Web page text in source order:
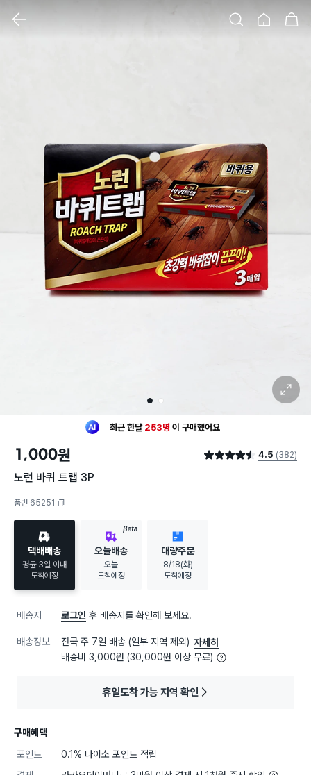
1 2
확대 보기
최근 한달 253명 이 구매했어요
구매했어요
1,000원 별점 4.5점 4.5 (382)
노런 바퀴 트랩 3P
품번 65251
택배배송
평균 3일 이내
도착예정
BETA
오늘배송
오늘
도착예정
대량주문
8/18(화)
도착예정
배송지 로그인 후 배송지를 확인해 보세요.
배송정보 전국 주 7일 배송 (일부 지역 제외) 자세히
배송비 3,000원 (30,000원 이상 무료)
휴일도착 가능 지역 확인
구매혜택
포인트
0.1% 다이소 포인트 적립